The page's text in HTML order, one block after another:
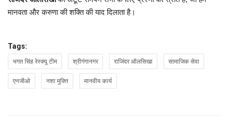
मानवता और करुणा की शक्ति की याद दिलाता है।
Tags:
भगत सिंह रेस्क्यू टीम श्रीगंगानगर राजिंदर ऑलसिखा सामाजिक सेवा
एनजीओ नशा मुक्ति मानवीय कार्य